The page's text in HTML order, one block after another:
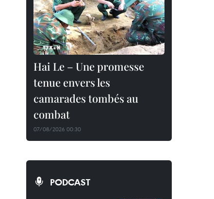
Hai Le – Une promesse
tenue envers les
camarades tombés au
combat
07/08/2026 00:30
PODCAST